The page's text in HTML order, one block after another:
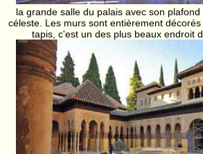
la grande salle du palais avec son
céleste. Les murs sont entièrement
tapis, c'est un des plus beaux endroit